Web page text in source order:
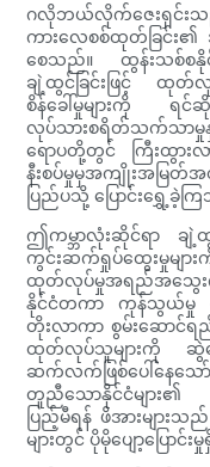
ဂလိုဘယ်လိုက်ဇေးရှင်းသ
ကားလေစစ်ထုတ်ခြင်း၏
စေသည်။ ထွန်းသစ်စနို
ချဲ့ထွင်ခြင်းဖြင့် ထုတ်
စိန်ခေါ်မှုများကို ရင်
လုပ်သားစရိတ်သက်သာ
ရောပတို့တွင် ကြီးထွားလ
နီးစပ်မှုမှအကျိုးအမ
ပြည်ပသို့ ပြောင်းရွှေ့ခဲ့က
ဤကမ္ဘာလုံးဆိုင်ရာ
ကွင်းဆက်ရှုပ်ထွေးမှုမျ
ထုတ်လုပ်မှုအရည်အ
နိုင်ငံတကာ ကုန်သွယ်မှု တို
တိုးလာကာ စွမ်းဆောင်ရ
ထုတ်လုပ်သူများကို ဆွဲဆ
ဆက်လက်ဖြစ်ပေါ်နေသေ
တူညီသောနိုင်ငံများ၏ စ
ပြည့်မီရန် ဖိအားမျာ
များတွင် ပိုမိုပျော့ပြော